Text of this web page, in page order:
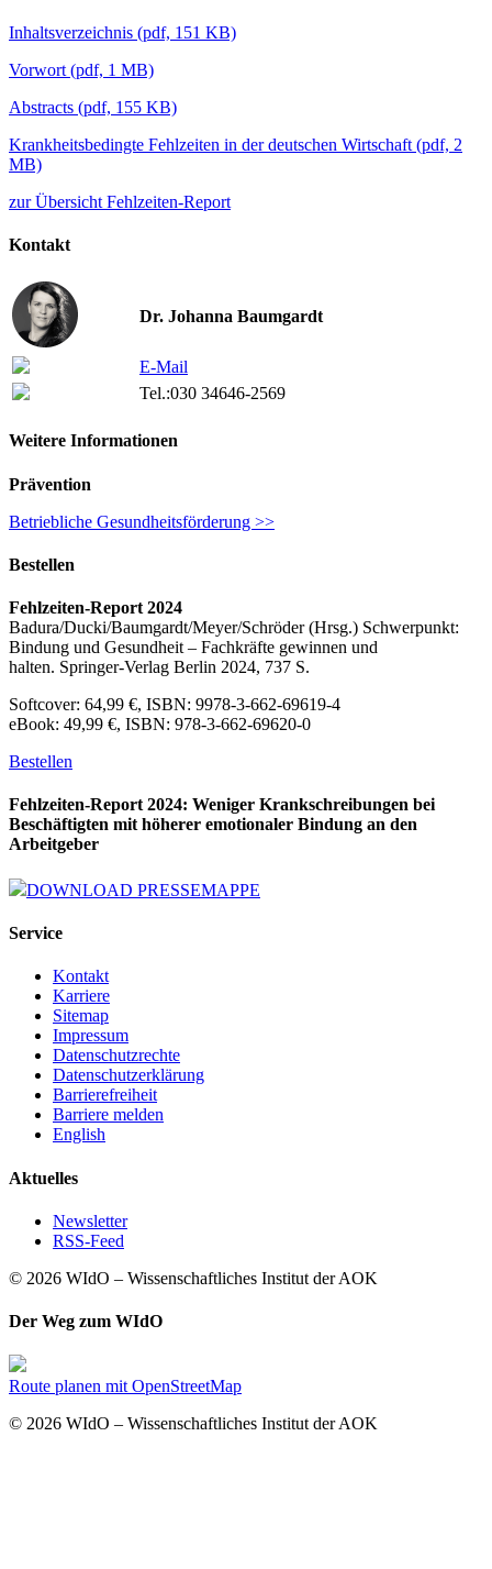
Inhaltsverzeichnis (pdf, 151 KB)
Vorwort (pdf, 1 MB)
Abstracts (pdf, 155 KB)
Krankheitsbedingte Fehlzeiten in der deutschen Wirtschaft (pdf, 2
MB)
zur Übersicht Fehlzeiten-Report
Kontakt
Dr. Johanna Baumgardt
E-Mail
Tel.:030 34646-2569
Weitere Informationen
Prävention
Betriebliche Gesundheitsförderung >>
Bestellen
Fehlzeiten-Report 2024
Badura/Ducki/Baumgardt/Meyer/Schröder (Hrsg.) Schwerpunkt:
Bindung und Gesundheit – Fachkräfte gewinnen und
halten. Springer-Verlag Berlin 2024, 737 S.
Softcover: 64,99 €, ISBN: 9978-3-662-69619-4
eBook: 49,99 €, ISBN: 978-3-662-69620-0
Bestellen
Fehlzeiten-Report 2024: Weniger Krankschreibungen bei
Beschäftigten mit höherer emotionaler Bindung an den
Arbeitgeber
DOWNLOAD PRESSEMAPPE
Service
Kontakt
Karriere
Sitemap
Impressum
Datenschutzrechte
Datenschutzerklärung
Barrierefreiheit
Barriere melden
English
Aktuelles
Newsletter
RSS-Feed
© 2026 WIdO – Wissenschaftliches Institut der AOK
Der Weg zum WIdO
Route planen mit OpenStreetMap
© 2026 WIdO – Wissenschaftliches Institut der AOK